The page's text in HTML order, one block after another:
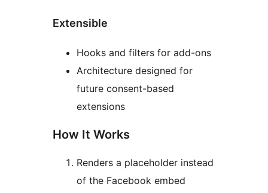
Extensible
Hooks and filters for add-ons
Architecture designed for
future consent-based
extensions
How It Works
Renders a placeholder instead
of the Facebook embed